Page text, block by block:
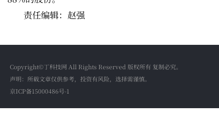
责任编辑：赵强
Copyright©丁科技网 All Rights Reserved 版权所有 复制必究。
声明：所载文章仅供参考，投资有风险，选择需谨慎。
京ICP备15000486号-1